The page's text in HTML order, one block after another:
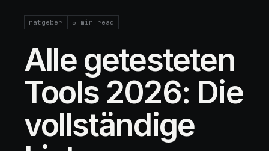
ratgeber 5 min read
Alle getesteten
Tools 2026: Die
vollständige